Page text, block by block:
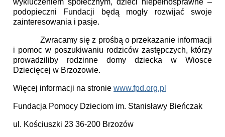
podopieczni Fundacji będą mogły rozwijać swoje
zainteresowania i pasje.
Zwracamy się z prośbą o przekazanie informacji
i pomoc w poszukiwaniu rodziców zastępczych, którzy
prowadziliby rodzinne domy dziecka w Wiosce
Dziecięcej w Brzozowie.
Więcej informacji na stronie www.fpd.org.pl
Fundacja Pomocy Dzieciom im. Stanisławy Bieńczak
ul. Kościuszki 23 36-200 Brzozów